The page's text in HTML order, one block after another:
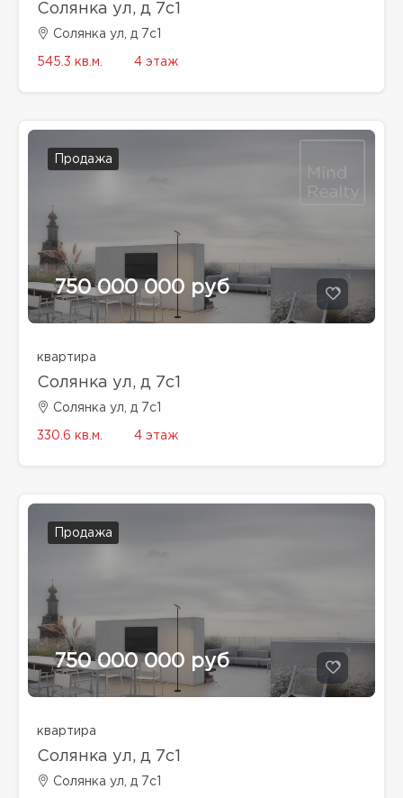
Солянка ул, д 7с1
Солянка ул, д 7с1
545.3 кв.м. 4 этаж
Продажа
750 000 000 руб
квартира
Солянка ул, д 7с1
Солянка ул, д 7с1
330.6 кв.м. 4 этаж
Продажа
750 000 000 руб
квартира
Солянка ул, д 7с1
Солянка ул, д 7с1